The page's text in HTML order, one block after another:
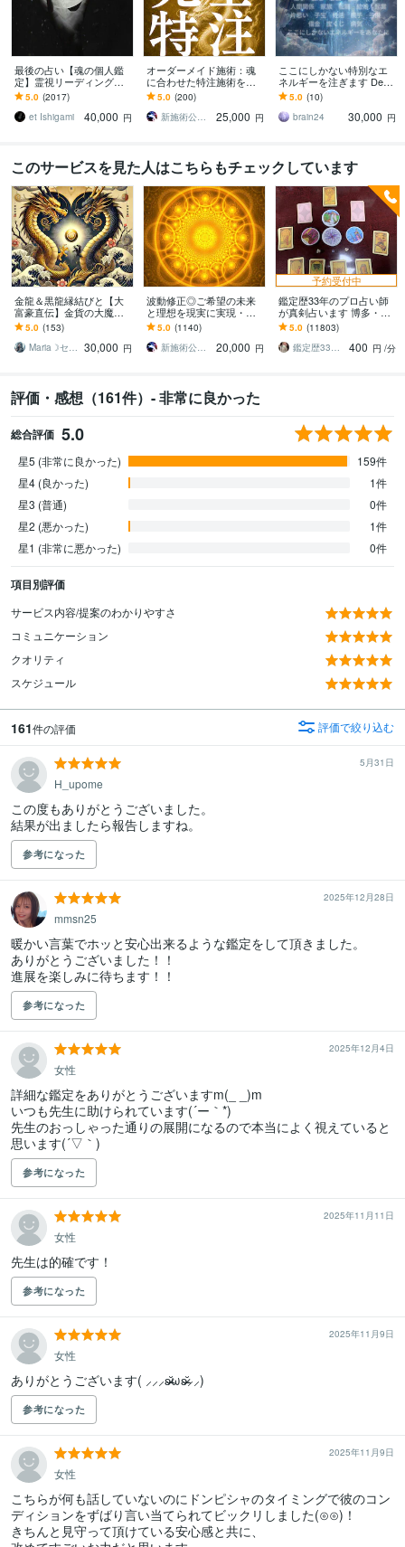
最後の占い【魂の個人鑑
定】霊視リーディング承
ります 運命の地図を手
に、輝く人生を創る｜魂
の全体像を紐解く鑑定
5.0 (2017)
et Ishigami
40,000 円
オーダーメイド施術：魂
に合わせた特注施術を承
ります 唯一無二の霊的導
きを込めた完全オーダー
メイドの特別な一品です
5.0 (200)
新施術公開→≪相手意識強制変化≫◆星桜龍
25,000 円
ここにしかない特別なエ
ネルギーを注ぎます Desti
ny Alchemist ここで望め
ば人生激変
5.0 (10)
brain24
30,000 円
このサービスを見た人はこちらもチェックしています
金龍＆黒龍縁結びと【大
富豪直伝】金貨の大魔術
します 財運・くじ運・高
額当選・臨時収入を呼び
込む強力双龍神と縁結び
5.0 (153)
Maria☽セレスティアルマスター 30,000 円
波動修正◎ご希望の未来
と理想を現実に実現・叶
えます 【毎月10名様限
定】仕事・恋愛・金運・
転職・復縁・子宝・占い
5.0 (1140)
新施術公開→≪相手意識強制変化≫◆星桜龍
20,000 円
予約受付中
鑑定歴33年のプロ占い師
が真剣占います 博多・廓
屋の純血統占い祈願師
雷鳥
5.0 (11803)
鑑定歴33年のプロ占い師 雷鳥
400 円 /分
評価・感想（161件）- 非常に良かった
総合評価 5.0
星5 (非常に良かった)
159件
星4 (良かった)
1件
星3 (普通)
0件
星2 (悪かった)
1件
星1 (非常に悪かった)
0件
項目別評価
サービス内容/提案のわかりやすさ
コミュニケーション
クオリティ
スケジュール
161件の評価 評価で絞り込む
5月31日
H_upome
この度もありがとうございました。
結果が出ましたら報告しますね。
参考になった
2025年12月28日
mmsn25
暖かい言葉でホッと安心出来るような鑑定をして頂きました。
ありがとうございました！！
進展を楽しみに待ちます！！
参考になった
2025年12月4日
女性
詳細な鑑定をありがとうございますm(_ _)m
いつも先生に助けられています(´ー｀*)
先生のおっしゃった通りの展開になるので本当によく視えていると
思います(´▽｀)
参考になった
2025年11月11日
女性
先生は的確です！
参考になった
2025年11月9日
女性
ありがとうございます( ⸝⸝⸝ʚ̴̶̷̆ωʚ̴̶̷̆⸝⸝)
参考になった
2025年11月9日
女性
こちらが何も話していないのにドンピシャのタイミングで彼のコン
ディションをずばり言い当てられてビックリしました(⊙⊙)！
きちんと見守って頂けている安心感と共に、